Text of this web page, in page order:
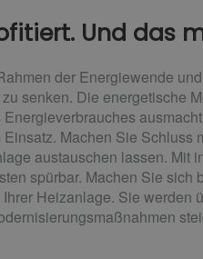
Und das
der Energiewende
senken. Die energetische
Machen Sie Schluss
austauschen lassen. Mit
spürbar. Machen Sie sich
Heizanlage. Sie werden